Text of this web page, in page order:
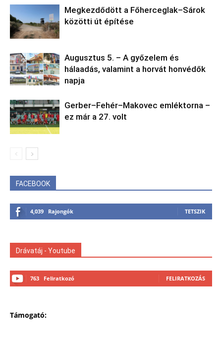
Megkezdődött a Főherceglak–Sárok
közötti út építése
Augusztus 5. – A győzelem és
hálaadás, valamint a horvát honvédők
napja
Gerber–Fehér–Makovec emléktorna –
ez már a 27. volt
FACEBOOK
4,039 Rajongók TETSZIK
Drávatáj - Youtube
763 Feliratkozó FELIRATKOZÁS
Támogató: